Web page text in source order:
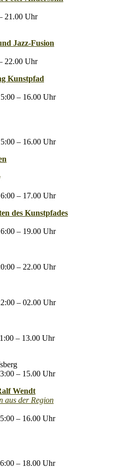
21.00 Uhr
Jazz-Fusion
22.00 Uhr
Kunstpfad
– 16.00 Uhr
– 16.00 Uhr
– 17.00 Uhr
des Kunstpfades
– 19.00 Uhr
– 22.00 Uhr
– 02.00 Uhr
– 13.00 Uhr
– 15.00 Uhr
Wendt
aus der Region
– 16.00 Uhr
– 18.00 Uhr